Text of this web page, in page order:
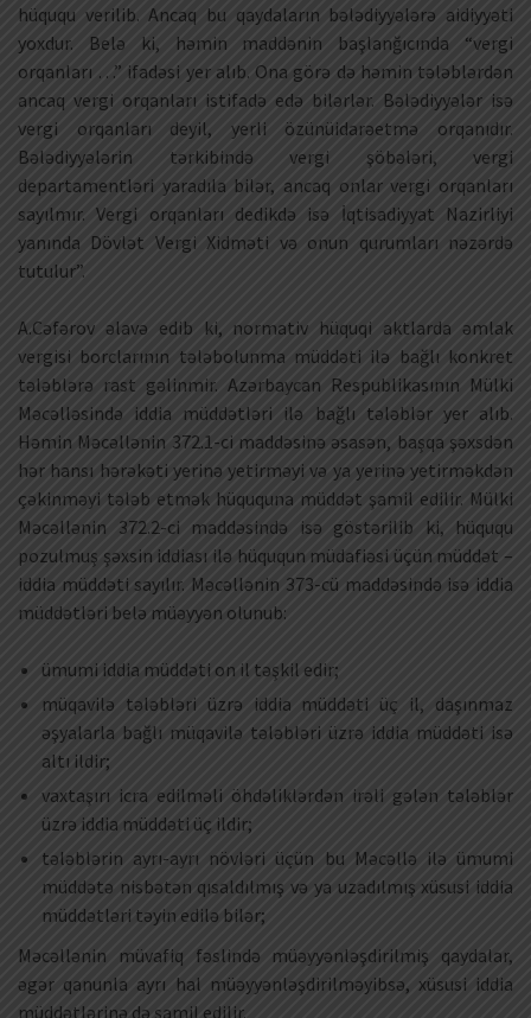
hüququ verilib. Ancaq bu qaydaların bələdiyyələrə aidiyyəti
yoxdur. Belə ki, həmin maddənin başlanğıcında “vergi
orqanları …” ifadəsi yer alıb. Ona görə də həmin tələblərdən
ancaq vergi orqanları istifadə edə bilərlər. Bələdiyyələr isə
vergi orqanları deyil, yerli özünüidarəetmə orqanıdır.
Bələdiyyələrin tərkibində vergi şöbələri, vergi
departamentləri yaradıla bilər, ancaq onlar vergi orqanları
sayılmır. Vergi orqanları dedikdə isə İqtisadiyyat Nazirliyi
yanında Dövlət Vergi Xidməti və onun qurumları nəzərdə
tutulur”.
A.Cəfərov əlavə edib ki, normativ hüquqi aktlarda əmlak
vergisi borclarının tələbolunma müddəti ilə bağlı konkret
tələblərə rast gəlinmir. Azərbaycan Respublikasının Mülki
Məcəlləsində iddia müddətləri ilə bağlı tələblər yer alıb.
Həmin Məcəllənin 372.1-ci maddəsinə əsasən, başqa şəxsdən
hər hansı hərəkəti yerinə yetirməyi və ya yerinə yetirməkdən
çəkinməyi tələb etmək hüququna müddət şamil edilir. Mülki
Məcəllənin 372.2-ci maddəsində isə göstərilib ki, hüququ
pozulmuş şəxsin iddiası ilə hüququn müdafiəsi üçün müddət –
iddia müddəti sayılır. Məcəllənin 373-cü maddəsində isə iddia
müddətləri belə müəyyən olunub:
ümumi iddia müddəti on il təşkil edir;
müqavilə tələbləri üzrə iddia müddəti üç il, daşınmaz
əşyalarla bağlı müqavilə tələbləri üzrə iddia müddəti isə
altı ildir;
vaxtaşırı icra edilməli öhdəliklərdən irəli gələn tələblər
üzrə iddia müddəti üç ildir;
tələblərin ayrı-ayrı növləri üçün bu Məcəllə ilə ümumi
müddətə nisbətən qısaldılmış və ya uzadılmış xüsusi iddia
müddətləri təyin edilə bilər;
Məcəllənin müvafiq fəslində müəyyənləşdirilmiş qaydalar,
əgər qanunla ayrı hal müəyyənləşdirilməyibsə, xüsusi iddia
müddətlərinə də şamil edilir.